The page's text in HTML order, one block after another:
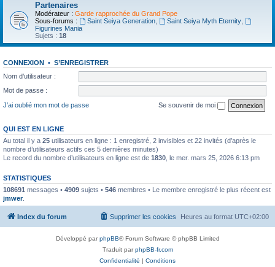
Partenaires
Modérateur : Garde rapprochée du Grand Pope
Sous-forums :
Saint Seiya Generation, Saint Seiya Myth Eternity,
Figurines Mania
Sujets : 18
CONNEXION • S’ENREGISTRER
Nom d’utilisateur :
Mot de passe :
J’ai oublié mon mot de passe
Se souvenir de moi
QUI EST EN LIGNE
Au total il y a 25 utilisateurs en ligne : 1 enregistré, 2 invisibles et 22 invités (d’après le
nombre d’utilisateurs actifs ces 5 dernières minutes)
Le record du nombre d’utilisateurs en ligne est de 1830 , le mer. mars 25, 2026 6:13 pm
STATISTIQUES
108691 messages • 4909 sujets • 546 membres • Le membre enregistré le plus récent est
jmwer.
Index du forum Heures au format UTC+02:00
Supprimer les cookies
Développé parphpBB® Forum Software © phpBB Limited
Traduit parphpBB-fr.com
Confidentialité | Conditions